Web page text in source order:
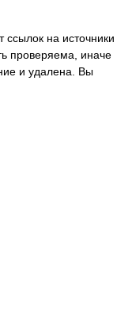
ссылок на источники
проверяема, иначе
и удалена. Вы